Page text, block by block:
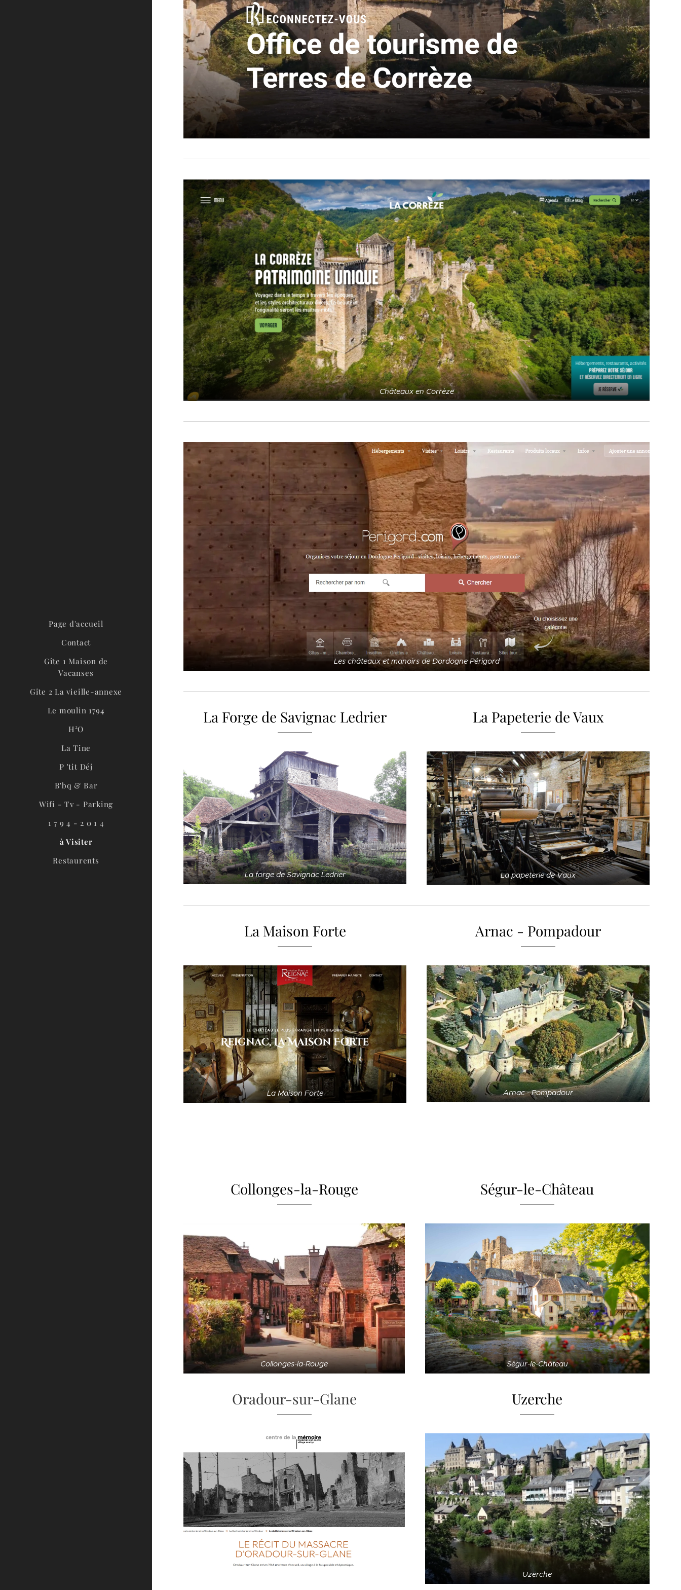
Page d'accueil
Contact
Gîte 1 Maison de
Vacanses
Gîte 2 La vieille-annexe
Le moulin 1794
H²O
La Tine
P 'tit Déj
B'bq & Bar
Wifi - Tv - Parking
1 7 9 4 - 2 0 1 4
à Visiter
Restaurents
Châteaux en Corrèze
Les châteaux et manoirs de Dordogne Périgord
La Forge de Savignac Ledrier La Papeterie de Vaux
La forge de Savignac Ledrier La papeterie de Vaux
La Maison Forte Arnac - Pompadour
La Maison Forte Arnac - Pompadour
Collonges-la-Rouge
Collonges-la-Rouge
Oradour-sur-Glane
Ségur-le-Château
Ségur-le-Château
Uzerche
Uzerche